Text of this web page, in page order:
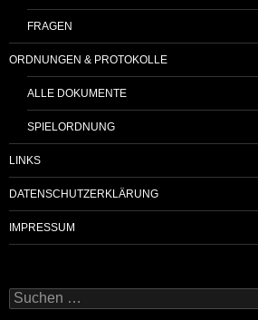
FRAGEN
ORDNUNGEN & PROTOKOLLE
ALLE DOKUMENTE
SPIELORDNUNG
LINKS
DATENSCHUTZERKLÄRUNG
IMPRESSUM
Suchen
nach: